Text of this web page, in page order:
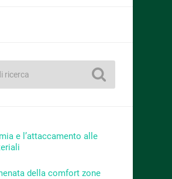
e l’attaccamento alle
della comfort zone